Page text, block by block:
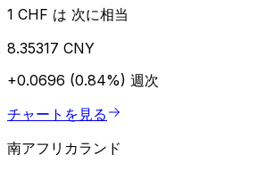
1 CHF は 次に相当
8.35317 CNY
+0.0696 (0.84%) 週次
チャートを見る
南アフリカランド